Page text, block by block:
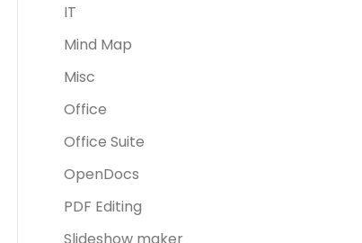
IT
Mind Map
Misc
Office
Office Suite
OpenDocs
PDF Editing